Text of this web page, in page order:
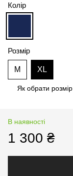
Колір
Розмір
M XL
Як обрати розмір
В наявності
1 300 ₴